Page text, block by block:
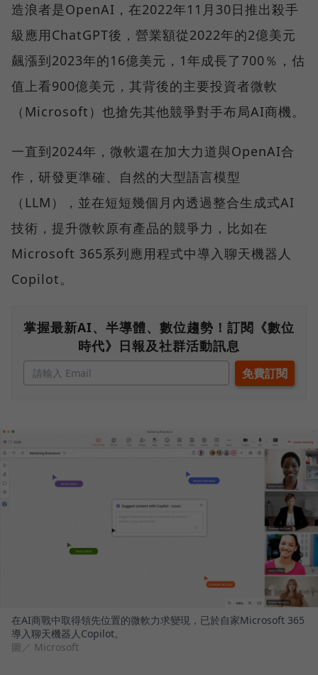
造浪者是OpenAI，在2022年11月30日推出殺手
級應用ChatGPT後，營業額從2022年的2億美元
飆漲到2023年的16億美元，1年成長了700％，估
值上看900億美元，其背後的主要投資者微軟
（Microsoft）也搶先其他競爭對手布局AI商機。
一直到2024年，微軟還在加大力道與OpenAI合
作，研發更準確、自然的大型語言模型
（LLM），並在短短幾個月內透過整合生成式AI
技術，提升微軟原有產品的競爭力，比如在
Microsoft 365系列應用程式中導入聊天機器人
Copilot。
掌握最新AI、半導體、數位趨勢！訂閱《數位
時代》日報及社群活動訊息
在AI商戰中取得領先位置的微軟力求變現，已於自家Microsoft 365
導入聊天機器人Copilot。
圖／ Microsoft